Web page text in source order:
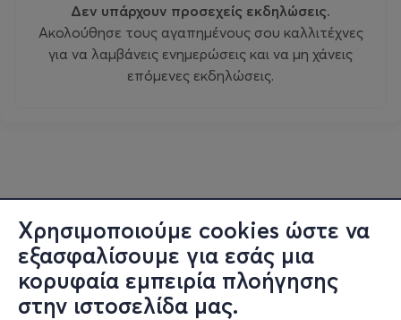
Χρησιμοποιούμε cookies ώστε να
εξασφαλίσουμε για εσάς μια
κορυφαία εμπειρία πλοήγησης
στην ιστοσελίδα μας.
Δεν υπάρχουν προσεχείς εκδηλώσεις.
Ακολούθησε τους αγαπημένους σου καλλιτέχνες
για να λαμβάνεις ενημερώσεις και να μη χάνεις
επόμενες εκδηλώσεις.